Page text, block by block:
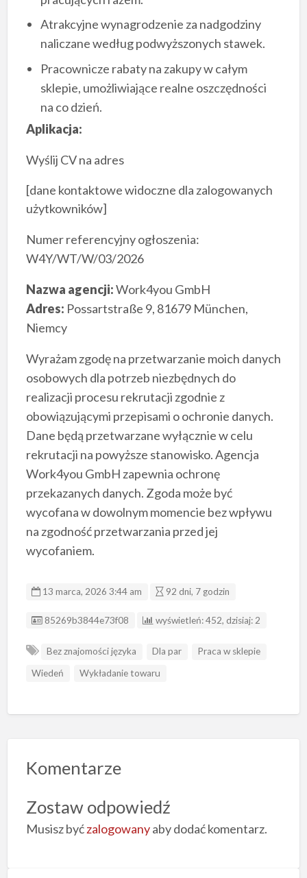
Atrakcyjne wynagrodzenie za nadgodziny
naliczane według podwyższonych stawek.
Pracownicze rabaty na zakupy w całym
sklepie, umożliwiające realne oszczędności
na co dzień.
Aplikacja:
Wyślij CV na adres
[dane kontaktowe widoczne dla zalogowanych
użytkowników]
Numer referencyjny ogłoszenia:
W4Y/WT/W/03/2026
Nazwa agencji:Work4you GmbH
Adres: Possartstraße 9, 81679 München,
Niemcy
Wyrażam zgodę na przetwarzanie moich danych
osobowych dla potrzeb niezbędnych do
realizacji procesu rekrutacji zgodnie z
obowiązującymi przepisami o ochronie danych.
Dane będą przetwarzane wyłącznie w celu
rekrutacji na powyższe stanowisko. Agencja
Work4you GmbH zapewnia ochronę
przekazanych danych. Zgoda może być
wycofana w dowolnym momencie bez wpływu
na zgodność przetwarzania przed jej
wycofaniem.
13 marca, 2026 3:44 am 92 dni, 7 godzin
ID ogłoszenia
85269b3844e73f08 wyświetleń: 452, dzisiaj: 2
Bez znajomości języka Dla par
Praca w sklepie
Wiedeń
Wykładanie towaru
Komentarze
Zostaw odpowiedź
Musisz byćzalogowanyaby dodać komentarz.